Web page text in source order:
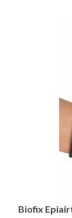
Biofix